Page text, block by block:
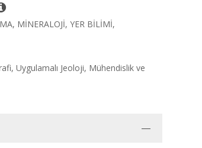
MİNERALOJİ, YER BİLİMİ,
Uygulamalı Jeoloji, Mühendislik ve